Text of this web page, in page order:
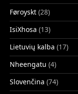
Føroyskt (28)
IsiXhosa (13)
Lietuvių kalba (17)
Nheengatu (4)
Slovenčina (74)